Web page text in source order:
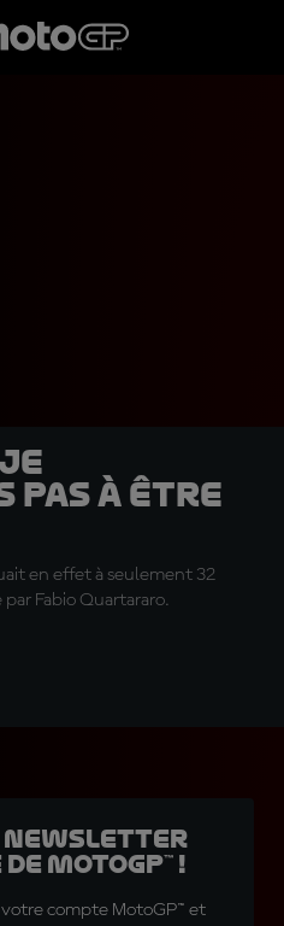
pas à être
en effet à seulement 32
Fabio Quartararo.
Newsletter
MotoGP™ !
compte MotoGP™ et